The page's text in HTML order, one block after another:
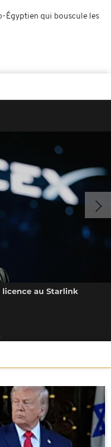
Égyptien qui bouscule les
licence au Starlink